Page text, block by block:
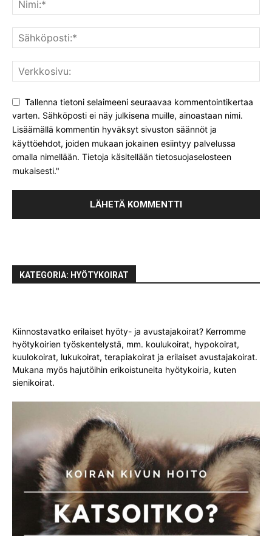
Tallenna tietoni selaimeeni seuraavaa kommentointikertaa
varten. Sähköposti ei näy julkisena muille, ainoastaan nimi.
Lisäämällä kommentin hyväksyt sivuston säännöt ja
käyttöehdot, joiden mukaan jokainen esiintyy palvelussa
omalla nimellään. Tietoja käsitellään tietosuojaselosteen
mukaisesti."
KATEGORIA: HYÖTYKOIRAT
Kiinnostavatko erilaiset hyöty- ja avustajakoirat? Kerromme
hyötykoirien työskentelystä, mm. koulukoirat, hypokoirat,
kuulokoirat, lukukoirat, terapiakoirat ja erilaiset avustajakoirat.
Mukana myös hajutöihin erikoistuneita hyötykoiria, kuten
sienikoirat.